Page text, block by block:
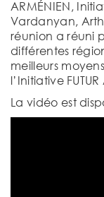
ARMÉNIEN,
Vardanyan,
réunion a réuni
différentes
meilleurs
l’Initiative
La vidéo est